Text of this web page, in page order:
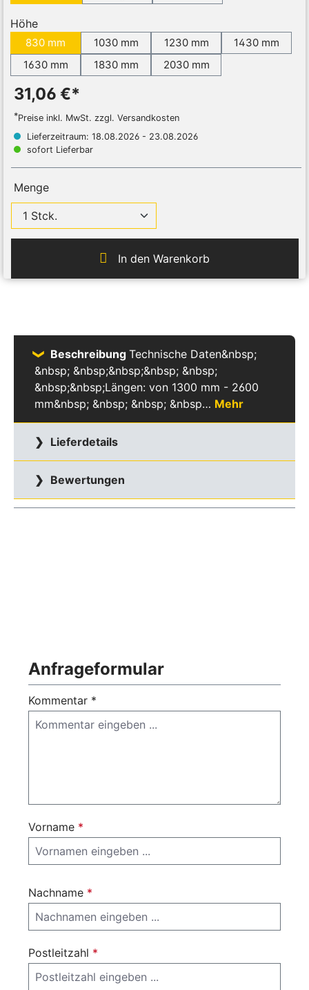
Höhe
830 mm 1030 mm 1230 mm
1430 mm
1630 mm
1830 mm 2030 mm
31,06 €*
*Preise inkl. MwSt. zzgl. Versandkosten
Lieferzeitraum: 18.08.2026 - 23.08.2026
sofort Lieferbar
Menge
In den Warenkorb
Beschreibung Technische Daten&nbsp;
&nbsp; &nbsp;&nbsp;&nbsp; &nbsp;
&nbsp;&nbsp;Längen: von 1300 mm - 2600
mm&nbsp; &nbsp; &nbsp; &nbsp… Mehr
Lieferdetails
Bewertungen
Anfrageformular
Kommentar *
Vorname *
Nachname *
Postleitzahl *